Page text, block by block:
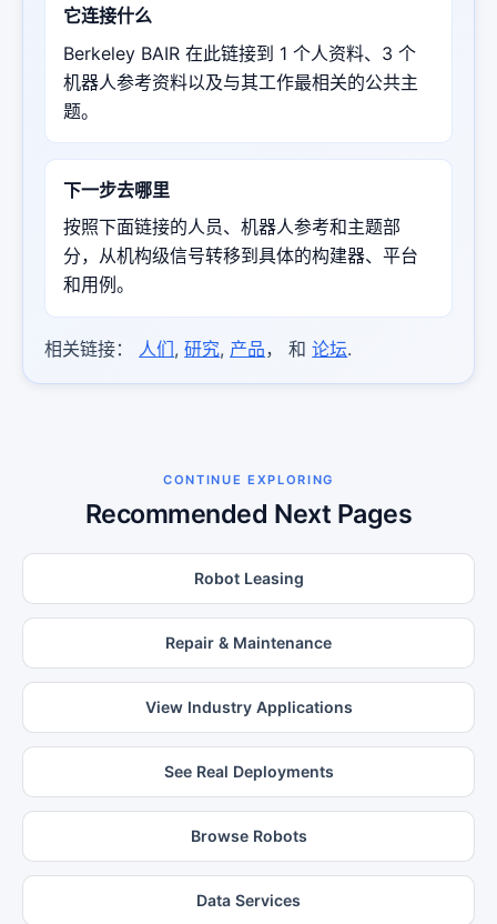
它连接什么
Berkeley BAIR 在此链接到 1 个人资料、3 个
机器人参考资料以及与其工作最相关的公共主
题。
下一步去哪里
按照下面链接的人员、机器人参考和主题部
分，从机构级信号转移到具体的构建器、平台
和用例。
相关链接： 人们,研究, 产品， 和论坛.
CONTINUE EXPLORING
Recommended Next Pages
Robot Leasing
Repair & Maintenance
View Industry Applications
See Real Deployments
Browse Robots
Data Services